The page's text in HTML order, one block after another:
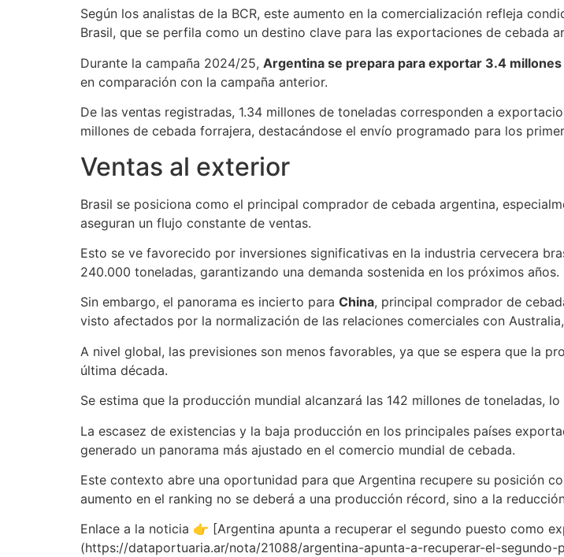
Según los analistas de la BCR, este aumento en la comercialización refleja
Brasil, que se perfila como un destino clave para las exportaciones de cebada
Durante la campaña 2024/25, Argentina se prepara para exportar 3.4
en comparación con la campaña anterior.
De las ventas registradas, 1.34 millones de toneladas corresponden a
millones de cebada forrajera, destacándose el envío programado para los
Ventas al exterior
Brasil se posiciona como el principal comprador de cebada argentina,
aseguran un flujo constante de ventas.
Esto se ve favorecido por inversiones significativas en la industria cervecera
240.000 toneladas, garantizando una demanda sostenida en los próximos años.
Sin embargo, el panorama es incierto para China, principal comprador de
visto afectados por la normalización de las relaciones comerciales con
A nivel global, las previsiones son menos favorables, ya que se espera que la
última década.
Se estima que la producción mundial alcanzará las 142 millones de toneladas,
La escasez de existencias y la baja producción en los principales países
generado un panorama más ajustado en el comercio mundial de cebada.
Este contexto abre una oportunidad para que Argentina recupere su posición
aumento en el ranking no se deberá a una producción récord, sino a la
Enlace a la noticia 👉 [Argentina apunta a recuperar el segundo puesto como
(https://dataportuaria.ar/nota/21088/argentina-apunta-a-recuperar-el-